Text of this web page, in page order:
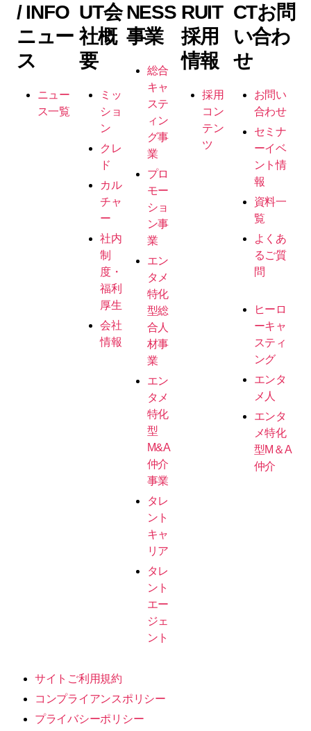
/ INFO
ニュー
ス
ニュー
ス一覧
UT会
社概
要
ミッ
ショ
ン
クレ
ド
カル
チャ
ー
社内
制
度・
福利
厚生
会社
情報
NESS
事業
総合
キャ
ステ
ィン
グ事
業
プロ
モー
ショ
ン事
業
エン
タメ
特化
型総
合人
材事
業
エン
タメ
特化
型
M&A
仲介
事業
タレ
ント
キャ
リア
タレ
ント
エー
ジェ
ント
RUIT
採用
情報
採用
コン
テン
ツ
CTお問
い合わ
せ
お問い
合わせ
セミナ
ーイベ
ント情
報
資料一
覧
よくあ
るご質
問
ヒーロ
ーキャ
スティ
ング
エンタ
メ人
エンタ
メ特化
型M＆A
仲介
サイトご利用規約
コンプライアンスポリシー
プライバシーポリシー